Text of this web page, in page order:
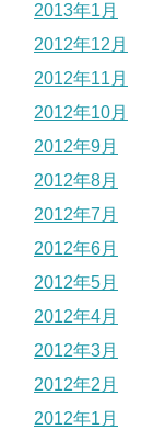
2013年1月
2012年12月
2012年11月
2012年10月
2012年9月
2012年8月
2012年7月
2012年6月
2012年5月
2012年4月
2012年3月
2012年2月
2012年1月